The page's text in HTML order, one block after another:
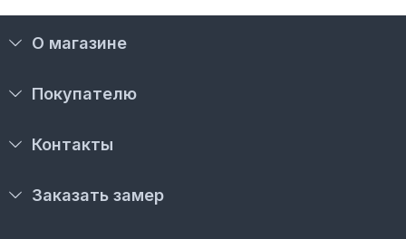
О магазине
Покупателю
Контакты
Заказать замер